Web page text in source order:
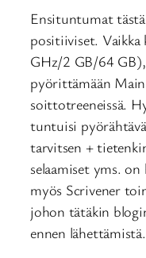
Ensituntumat
positiiviset. Vaikka
GHz/2 GB/64
pyörittämään
soittotreeneissä.
tuntuisi
tarvitsen +
selaamiset yms.
myös Scrivener
johon tätäkin
ennen lähettämistä.